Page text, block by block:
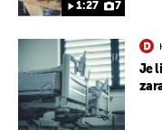
1:27 7
Je